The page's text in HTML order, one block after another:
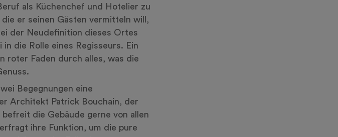
als Küchenchef und Hotelier zu
er seinen Gästen vermitteln will,
der Neudefinition dieses Ortes
die Rolle eines Regisseurs. Ein
roter Faden durch alles, was die
Begegnungen eine
Architekt Patrick Bouchain, der
die Gebäude gerne von allen
ihre Funktion, um die pure